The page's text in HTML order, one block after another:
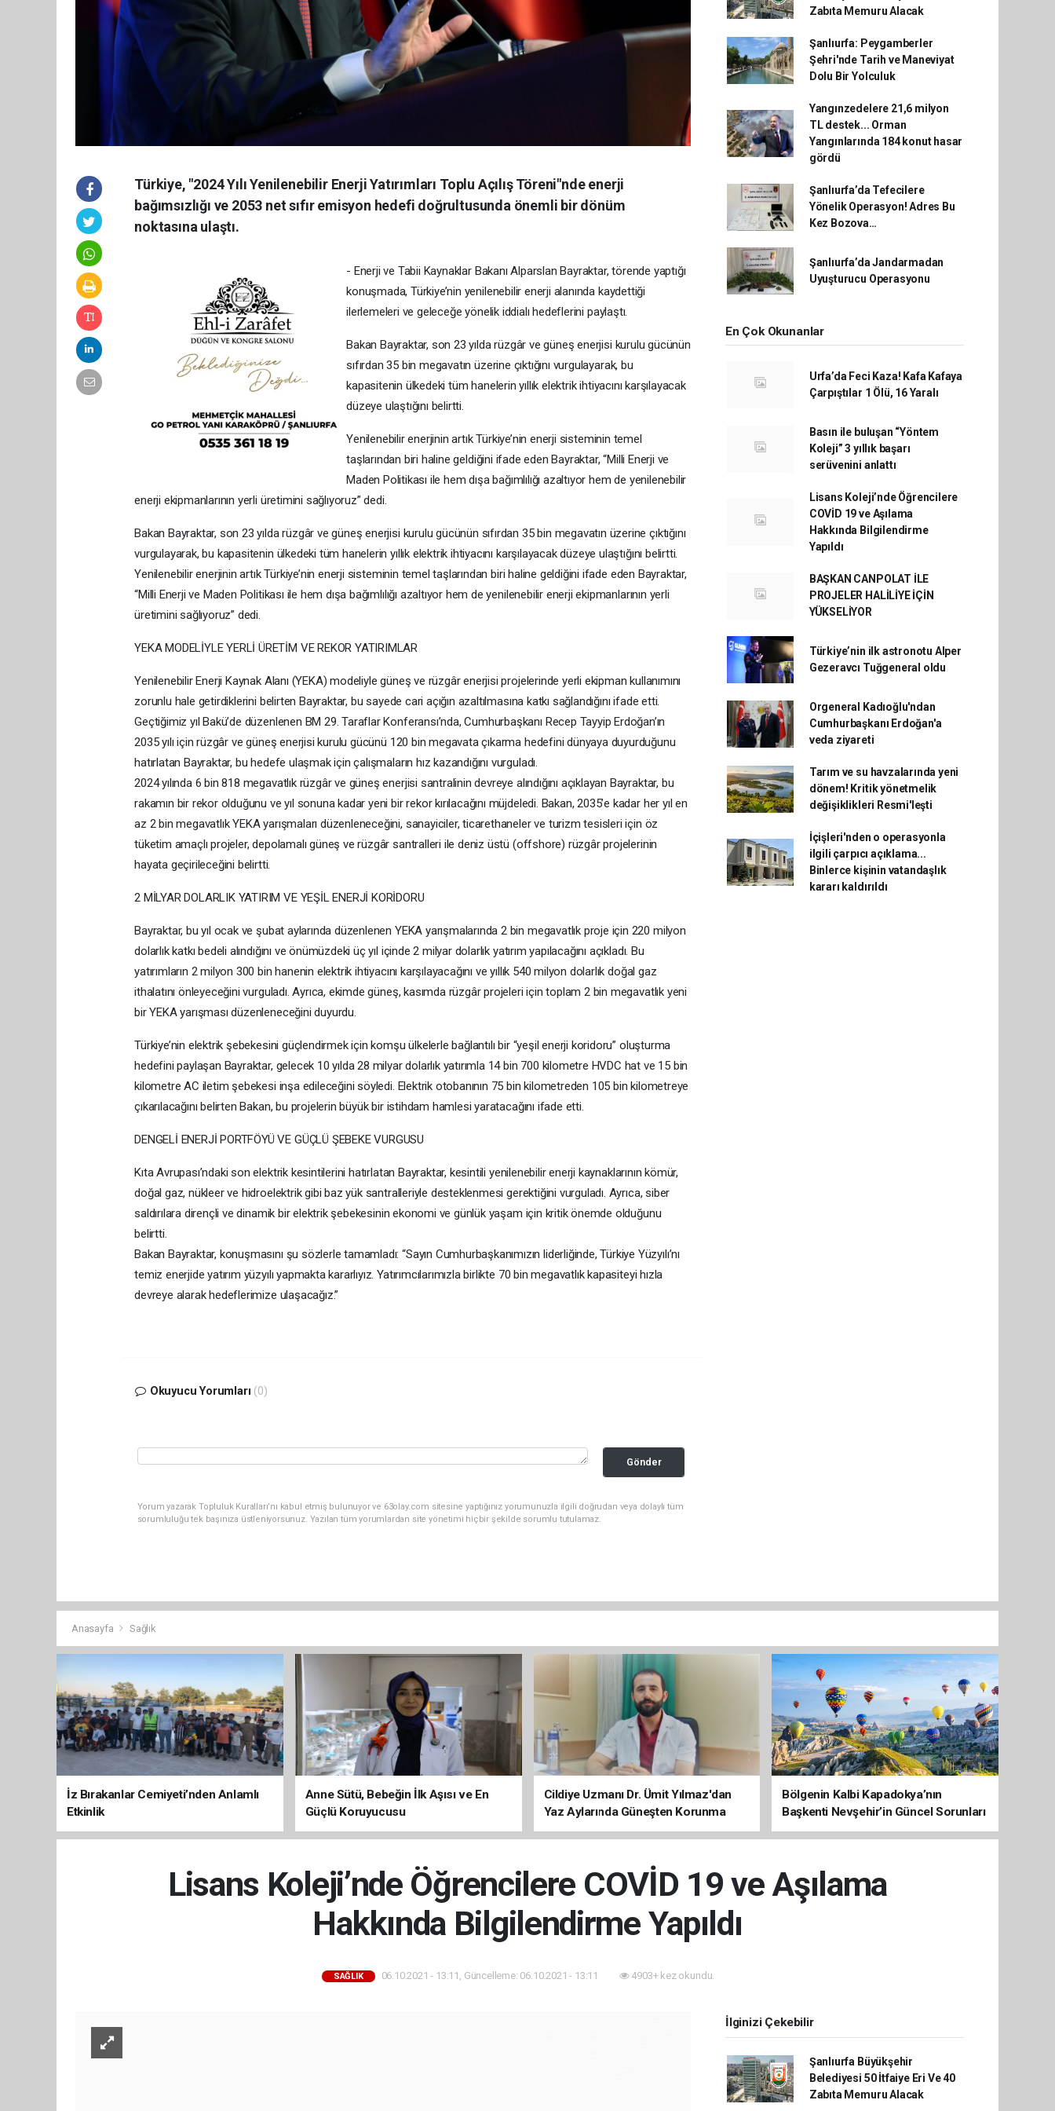
Türkiye, "2024 Yılı Yenilenebilir Enerji Yatırımları Toplu Açılış Töreni"nde enerji
bağımsızlığı ve 2053 net sıfır emisyon hedefi doğrultusunda önemli bir dönüm
noktasına ulaştı.
- Enerji ve Tabii Kaynaklar Bakanı Alparslan Bayraktar, törende yaptığı
konuşmada, Türkiye’nin yenilenebilir enerji alanında kaydettiği
ilerlemeleri ve geleceğe yönelik iddialı hedeflerini paylaştı.
Bakan Bayraktar, son 23 yılda rüzgâr ve güneş enerjisi kurulu gücünün
sıfırdan 35 bin megavatın üzerine çıktığını vurgulayarak, bu
kapasitenin ülkedeki tüm hanelerin yıllık elektrik ihtiyacını karşılayacak
düzeye ulaştığını belirtti.
Yenilenebilir enerjinin artık Türkiye’nin enerji sisteminin temel
taşlarından biri haline geldiğini ifade eden Bayraktar, “Milli Enerji ve
Maden Politikası ile hem dışa bağımlılığı azaltıyor hem de yenilenebilir
enerji ekipmanlarının yerli üretimini sağlıyoruz” dedi.
Bakan Bayraktar, son 23 yılda rüzgâr ve güneş enerjisi kurulu gücünün sıfırdan 35 bin megavatın üzerine çıktığını
vurgulayarak, bu kapasitenin ülkedeki tüm hanelerin yıllık elektrik ihtiyacını karşılayacak düzeye ulaştığını belirtti.
Yenilenebilir enerjinin artık Türkiye’nin enerji sisteminin temel taşlarından biri haline geldiğini ifade eden Bayraktar,
“Milli Enerji ve Maden Politikası ile hem dışa bağımlılığı azaltıyor hem de yenilenebilir enerji ekipmanlarının yerli
üretimini sağlıyoruz” dedi.
YEKA MODELİYLE YERLİ ÜRETİM VE REKOR YATIRIMLAR
Yenilenebilir Enerji Kaynak Alanı (YEKA) modeliyle güneş ve rüzgâr enerjisi projelerinde yerli ekipman kullanımını
zorunlu hale getirdiklerini belirten Bayraktar, bu sayede cari açığın azaltılmasına katkı sağlandığını ifade etti.
Geçtiğimiz yıl Bakü’de düzenlenen BM 29. Taraflar Konferansı’nda, Cumhurbaşkanı Recep Tayyip Erdoğan’ın
2035 yılı için rüzgâr ve güneş enerjisi kurulu gücünü 120 bin megavata çıkarma hedefini dünyaya duyurduğunu
hatırlatan Bayraktar, bu hedefe ulaşmak için çalışmaların hız kazandığını vurguladı.
2024 yılında 6 bin 818 megavatlık rüzgâr ve güneş enerjisi santralinin devreye alındığını açıklayan Bayraktar, bu
rakamın bir rekor olduğunu ve yıl sonuna kadar yeni bir rekor kırılacağını müjdeledi. Bakan, 2035’e kadar her yıl en
az 2 bin megavatlık YEKA yarışmaları düzenleneceğini, sanayiciler, ticarethaneler ve turizm tesisleri için öz
tüketim amaçlı projeler, depolamalı güneş ve rüzgâr santralleri ile deniz üstü (offshore) rüzgâr projelerinin
hayata geçirileceğini belirtti.
2 MİLYAR DOLARLIK YATIRIM VE YEŞİL ENERJİ KORİDORU
Bayraktar, bu yıl ocak ve şubat aylarında düzenlenen YEKA yarışmalarında 2 bin megavatlık proje için 220 milyon
dolarlık katkı bedeli alındığını ve önümüzdeki üç yıl içinde 2 milyar dolarlık yatırım yapılacağını açıkladı. Bu
yatırımların 2 milyon 300 bin hanenin elektrik ihtiyacını karşılayacağını ve yıllık 540 milyon dolarlık doğal gaz
ithalatını önleyeceğini vurguladı. Ayrıca, ekimde güneş, kasımda rüzgâr projeleri için toplam 2 bin megavatlık yeni
bir YEKA yarışması düzenleneceğini duyurdu.
Türkiye’nin elektrik şebekesini güçlendirmek için komşu ülkelerle bağlantılı bir “yeşil enerji koridoru” oluşturma
hedefini paylaşan Bayraktar, gelecek 10 yılda 28 milyar dolarlık yatırımla 14 bin 700 kilometre HVDC hat ve 15 bin
kilometre AC iletim şebekesi inşa edileceğini söyledi. Elektrik otobanının 75 bin kilometreden 105 bin kilometreye
çıkarılacağını belirten Bakan, bu projelerin büyük bir istihdam hamlesi yaratacağını ifade etti.
DENGELİ ENERJİ PORTFÖYÜ VE GÜÇLÜ ŞEBEKE VURGUSU
Kıta Avrupası’ndaki son elektrik kesintilerini hatırlatan Bayraktar, kesintili yenilenebilir enerji kaynaklarının kömür,
doğal gaz, nükleer ve hidroelektrik gibi baz yük santralleriyle desteklenmesi gerektiğini vurguladı. Ayrıca, siber
saldırılara dirençli ve dinamik bir elektrik şebekesinin ekonomi ve günlük yaşam için kritik önemde olduğunu
belirtti.
Bakan Bayraktar, konuşmasını şu sözlerle tamamladı: “Sayın Cumhurbaşkanımızın liderliğinde, Türkiye Yüzyılı’nı
temiz enerjide yatırım yüzyılı yapmakta kararlıyız. Yatırımcılarımızla birlikte 70 bin megavatlık kapasiteyi hızla
devreye alarak hedeflerimize ulaşacağız.”
Okuyucu Yorumları (0)
Gönder
Yorum yazarak Topluluk Kuralları’nı kabul etmiş bulunuyor ve 63olay.com sitesine yaptığınız yorumunuzla ilgili doğrudan veya dolaylı tüm
sorumluluğu tek başınıza üstleniyorsunuz. Yazılan tüm yorumlardan site yönetimi hiçbir şekilde sorumlu tutulamaz.
Zabıta Memuru Alacak
Şanlıurfa: Peygamberler
Şehri'nde Tarih ve Maneviyat
Dolu Bir Yolculuk
Yangınzedelere 21,6 milyon
TL destek... Orman
Yangınlarında 184 konut hasar
gördü
Şanlıurfa’da Tefecilere
Yönelik Operasyon! Adres Bu
Kez Bozova…
Şanlıurfa’da Jandarmadan
Uyuşturucu Operasyonu
En Çok Okunanlar
Urfa’da Feci Kaza! Kafa Kafaya
Çarpıştılar 1 Ölü, 16 Yaralı
Basın ile buluşan “Yöntem
Koleji” 3 yıllık başarı
serüvenini anlattı
Lisans Koleji’nde Öğrencilere
COVİD 19 ve Aşılama
Hakkında Bilgilendirme
Yapıldı
BAŞKAN CANPOLAT İLE
PROJELER HALİLİYE İÇİN
YÜKSELİYOR
Türkiye’nin ilk astronotu Alper
Gezeravcı Tuğgeneral oldu
Orgeneral Kadıoğlu'ndan
Cumhurbaşkanı Erdoğan'a
veda ziyareti
Tarım ve su havzalarında yeni
dönem! Kritik yönetmelik
değişiklikleri Resmi'leşti
İçişleri'nden o operasyonla
ilgili çarpıcı açıklama...
Binlerce kişinin vatandaşlık
kararı kaldırıldı
Anasayfa Sağlık
İz Bırakanlar Cemiyeti’nden Anlamlı
Etkinlik
Anne Sütü, Bebeğin İlk Aşısı ve En
Güçlü Koruyucusu
Cildiye Uzmanı Dr. Ümit Yılmaz'dan
Yaz Aylarında Güneşten Korunma
Uyarısı
Bölgenin Kalbi Kapadokya’nın
Başkenti Nevşehir’in Güncel Sorunları
ve Çözüm Haritası
Lisans Koleji’nde Öğrencilere COVİD 19 ve Aşılama
Hakkında Bilgilendirme Yapıldı
SAĞLIK 06.10.2021 - 13:11, Güncelleme: 06.10.2021 - 13:11 4903+ kez okundu.
İlginizi Çekebilir
Şanlıurfa Büyükşehir
Belediyesi 50 İtfaiye Eri Ve 40
Zabıta Memuru Alacak